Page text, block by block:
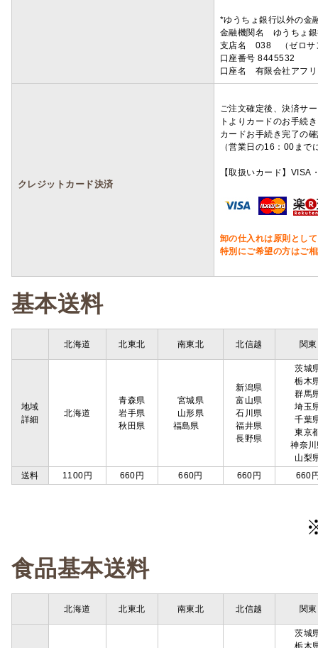
*ゆうちょ銀行以外の金
金融機関名 ゆうちょ
支店名 038 （ゼロサ
口座番号 8445532
口座名 有限会社アフ
クレジットカード決済
ご注文確定後、決済サ
トよりカードのお手続
カードお手続き完了の
（営業日の16：00ま
【取扱いカード】
卸の仕入れは原則とし
特別にご希望の方はご
基本送料
北海道 北東北 南東北 北信越 関東
地域
詳細
北海道
青森県
岩手県
秋田県
宮城県
山形県
福島県
新潟県
富山県
石川県
福井県
長野県
茨城
栃木
群馬
埼玉
千葉
東京
神奈
山梨
送料
1100円 660円 660円 660円 660
食品基本送料
北海道 北東北 南東北 北信越 関東
茨城
栃木